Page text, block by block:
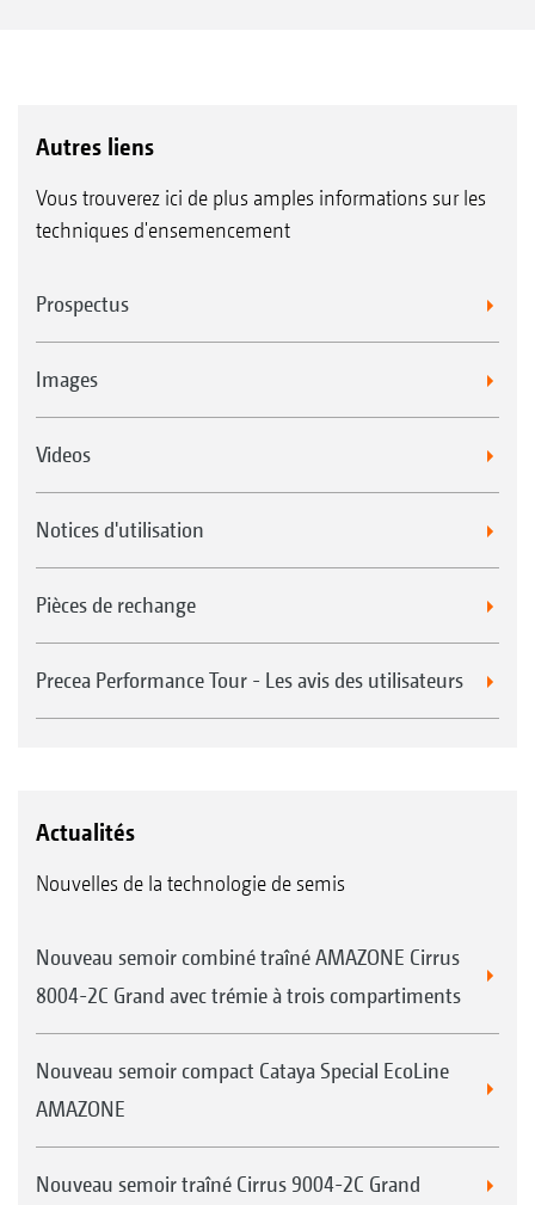
Autres liens
Vous trouverez ici de plus amples informations sur les
techniques d'ensemencement
Prospectus
Images
Videos
Notices d'utilisation
Pièces de rechange
Precea Performance Tour - Les avis des utilisateurs
Actualités
Nouvelles de la technologie de semis
Nouveau semoir combiné traîné AMAZONE Cirrus
8004-2C Grand avec trémie à trois compartiments
Nouveau semoir compact Cataya Special EcoLine
AMAZONE
Nouveau semoir traîné Cirrus 9004-2C Grand